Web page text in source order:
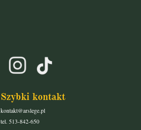
Szybki kontakt
kontakt@arslege.pl
tel. 513-842-650